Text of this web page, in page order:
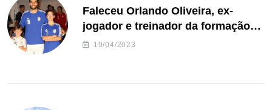
Faleceu Orlando Oliveira, ex-
jogador e treinador da formação
de andebol do Feirense
19/04/2023